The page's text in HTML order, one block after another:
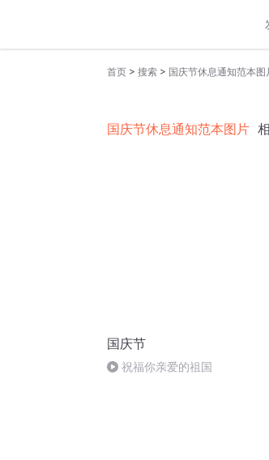
首页 > 搜索 > 国庆节休息通知范本图
国庆节休息通知范本图片
国庆节
祝福你亲爱的祖国